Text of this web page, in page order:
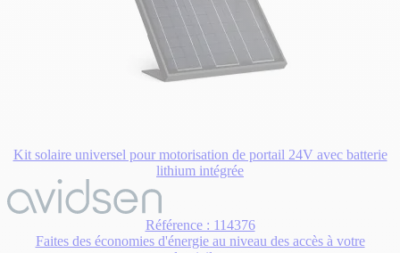
Kit solaire universel pour motorisation de portail 24V avec batterie
lithium intégrée
Référence : 114376
Faites des économies d'énergie au niveau des accès à votre